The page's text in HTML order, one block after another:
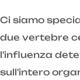
Ci siamo
due vertebre
l'influenza
sull'intero